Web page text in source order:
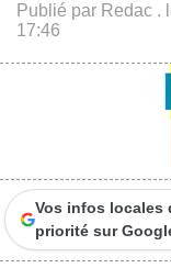
Publié par Redac .
17:46
Vos infos locales
priorité sur